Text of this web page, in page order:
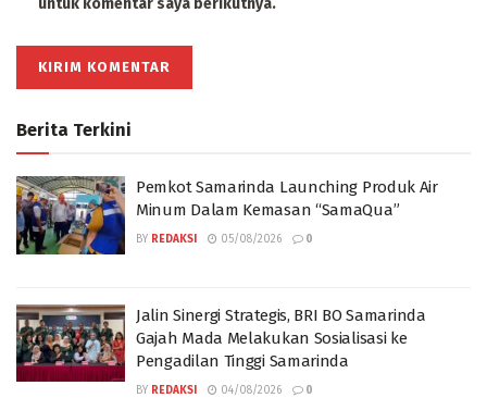
untuk komentar saya berikutnya.
Berita Terkini
Pemkot Samarinda Launching Produk Air
Minum Dalam Kemasan “SamaQua”
BY REDAKSI 05/08/2026 0
Jalin Sinergi Strategis, BRI BO Samarinda
Gajah Mada Melakukan Sosialisasi ke
Pengadilan Tinggi Samarinda
BY REDAKSI 04/08/2026 0